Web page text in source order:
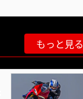
もっと見る